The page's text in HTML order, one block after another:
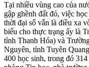
Tại nhiều vùng cao của
gập ghềnh đất đỏ, việc
thời đại số vẫn là điều xa
biểu cho thực trạng ấy là
tỉnh Thanh Hóa) và
Nguyên, tỉnh Tuyên
400 học sinh, trong đó